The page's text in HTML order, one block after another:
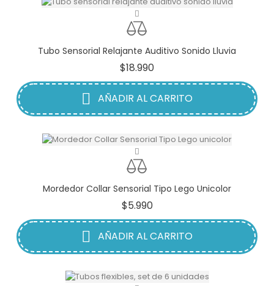
Tubo Sensorial Relajante Auditivo Sonido Lluvia
$18.990
AÑADIR AL CARRITO
Mordedor Collar Sensorial Tipo Lego Unicolor
$5.990Precio
AÑADIR AL CARRITO